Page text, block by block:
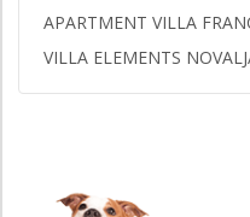
APARTMENT VILLA
VILLA ELEMENTS